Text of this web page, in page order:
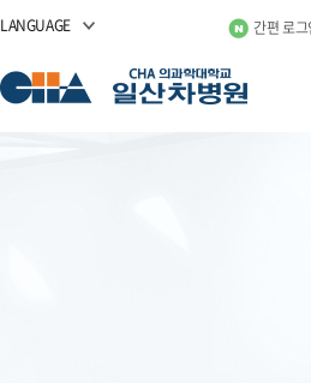
LANGUAGE 간편 로그